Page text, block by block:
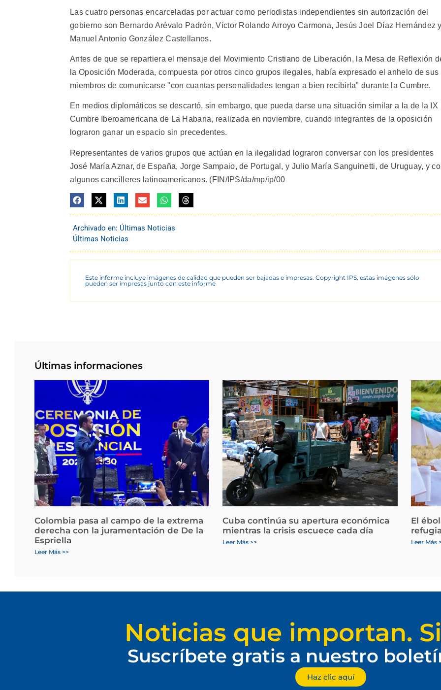
Las cuatro personas encarceladas por actuar como periodistas independientes sin autorización del
gobierno son Bernardo Arévalo Padrón, Víctor Rolando Arroyo Carmona, Jesús Joel Díaz Hernández
Manuel Antonio González Castellanos.
Antes de que se repartiera el mensaje del Movimiento Cristiano de Liberación, la Mesa de Reflexión
la Oposición Moderada, compuesta por otros cinco grupos ilegales, había expresado el anhelo de sus
miembros de comunicarse "con cuantas personalidades tengan a bien recibirla" durante la Cumbre.
En medios diplomáticos se descartó, sin embargo, que pueda darse una situación similar a la de la IX
Cumbre Iberoamericana de La Habana, realizada en noviembre, cuando integrantes de la oposición
lograron ganar un espacio sin precedentes.
Representantes de varios grupos que actúan en la ilegalidad lograron conversar con los presidentes
José María Aznar, de España, Jorge Sampaio, de Portugal, y Julio María Sanguinetti, de Uruguay, y
algunos cancilleres latinoamericanos. (FIN/IPS/da/mp/ip/00
Archivado en: Últimas Noticias
Últimas Noticias
Este informe incluye imágenes de calidad que pueden ser bajadas e impresas. Copyright IPS, estas imágenes sólo
pueden ser impresas junto con este informe
Últimas informaciones
Colombia pasa al campo de la extrema
derecha con la juramentación de De la
Espriella
Leer Más >>
Cuba continúa su apertura económica
mientras la crisis escuece cada día
Leer Más >>
El
Leer Más
Noticias que importan.
Suscríbete gratis a nuestro
Haz clic aquí